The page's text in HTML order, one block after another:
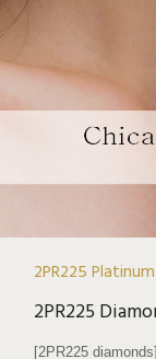
2PR225
2PR225
[2PR225